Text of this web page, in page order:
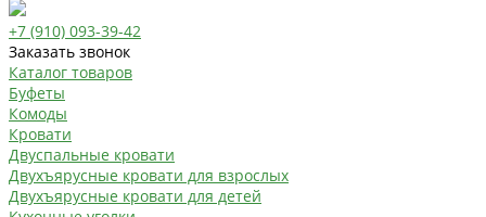
+7 (910) 093-39-42
Заказать звонок
Каталог товаров
Буфеты
Комоды
Кровати
Двуспальные кровати
Двухъярусные кровати для взрослых
Двухъярусные кровати для детей